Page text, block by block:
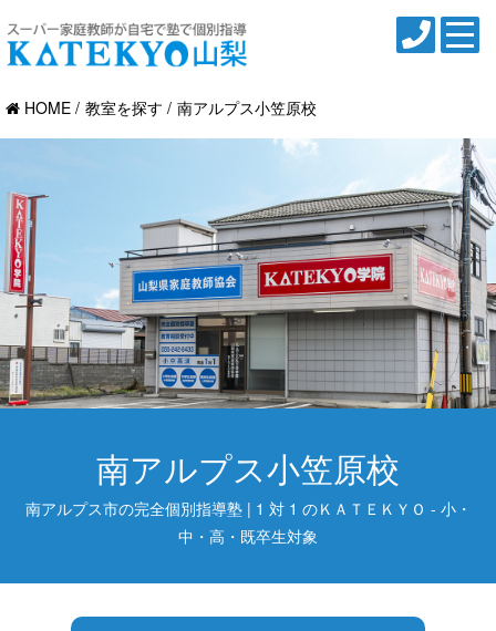
HOME 教室を探す 南アルプス小笠原校
南アルプス小笠原校
南アルプス市の完全個別指導塾 | 1 対 1 のＫＡＴＥＫＹＯ - 小・
中・高・既卒生対象